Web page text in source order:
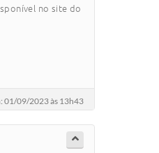
no site do
01/09/2023 às 13h43